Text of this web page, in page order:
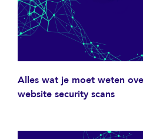
Alles wat je moet weten
website security scans